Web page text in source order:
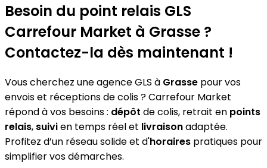
−
Besoin du point relais GLS
Carrefour Market à Grasse ?
Contactez-la dès maintenant !
Vous cherchez une agence GLS à Grasse pour vos
envois et réceptions de colis ? Carrefour Market
répond à vos besoins : dépôt de colis, retrait en points
relais, suivien temps réel et livraisonadaptée.
Profitez d’un réseau solide et d'horaires pratiques pour
simplifier vos démarches.